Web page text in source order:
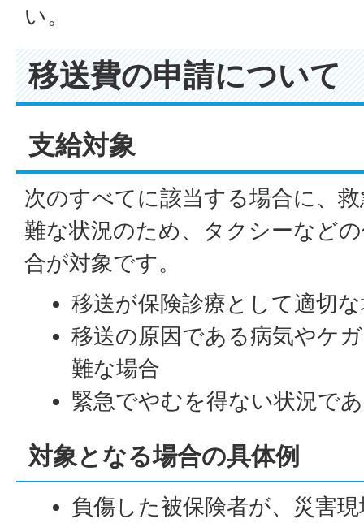
い。
移送費の申請について
支給対象
次のすべてに該当する場合に、
難な状況のため、タクシーなど
合が対象です。
移送が保険診療として適切
移送の原因である病気やケ
難な場合
緊急でやむを得ない状況で
対象となる場合の具体例
負傷した被保険者が、災害